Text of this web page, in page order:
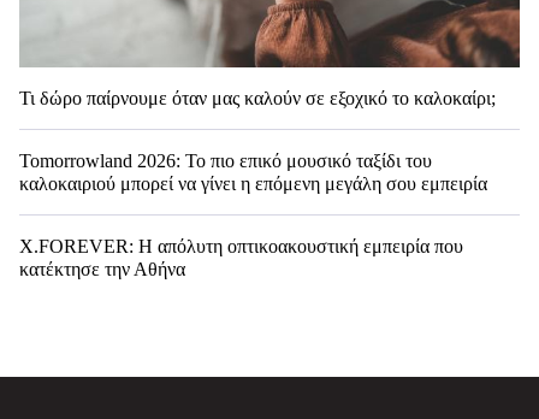
Τι δώρο παίρνουμε όταν μας καλούν σε εξοχικό το καλοκαίρι;
Tomorrowland 2026: Το πιο επικό μουσικό ταξίδι του
καλοκαιριού μπορεί να γίνει η επόμενη μεγάλη σου εμπειρία
X.FOREVER: Η απόλυτη οπτικοακουστική εμπειρία που
κατέκτησε την Αθήνα